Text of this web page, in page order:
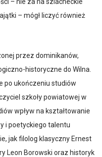
– mógł liczyć również
przez dominikanów,
historyczne do Wilna.
po ukończeniu studiów
szkoły powiatowej w
wpływ na kształtowanie
i poetyckiego talentu
jak filolog klasyczny Ernest
Leon Borowski oraz historyk